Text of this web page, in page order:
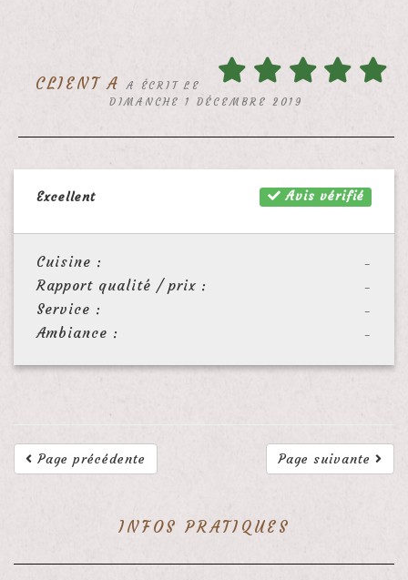
CLIENT A
A ÉCRIT LE
DIMANCHE 1 DÉCEMBRE 2019
Avis vérifié
Excellent
-
Cuisine :
-
Rapport qualité / prix :
-
Service :
-
Ambiance :
Page suivante
Page précédente
INFOS PRATIQUES